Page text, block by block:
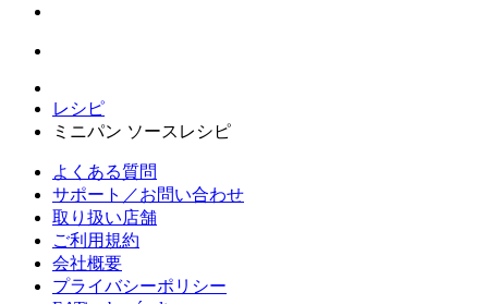
レシピ
ミニパン ソースレシピ
よくある質問
サポート／お問い合わせ
取り扱い店舗
ご利用規約
会社概要
プライバシーポリシー